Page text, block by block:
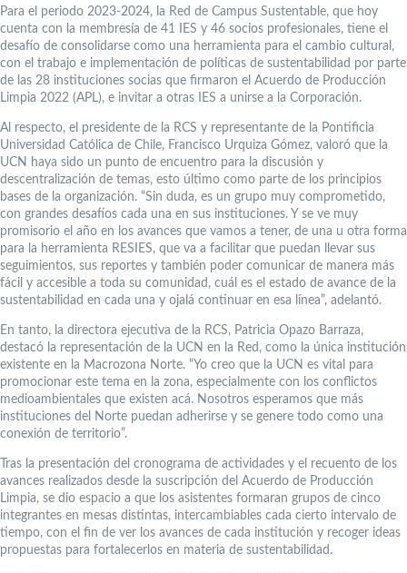
Para el periodo 2023-2024, la Red de Campus Sustentable, que hoy
cuenta con la membresía de 41 IES y 46 socios profesionales, tiene el
desafío de consolidarse como una herramienta para el cambio cultural,
con el trabajo e implementación de políticas de sustentabilidad por parte
de las 28 instituciones socias que firmaron el Acuerdo de Producción
Limpia 2022 (APL), e invitar a otras IES a unirse a la Corporación.
Al respecto, el presidente de la RCS y representante de la Pontificia
Universidad Católica de Chile, Francisco Urquiza Gómez, valoró que la
UCN haya sido un punto de encuentro para la discusión y
descentralización de temas, esto último como parte de los principios
bases de la organización. “Sin duda, es un grupo muy comprometido,
con grandes desafíos cada una en sus instituciones. Y se ve muy
promisorio el año en los avances que vamos a tener, de una u otra forma
para la herramienta RESIES, que va a facilitar que puedan llevar sus
seguimientos, sus reportes y también poder comunicar de manera más
fácil y accesible a toda su comunidad, cuál es el estado de avance de la
sustentabilidad en cada una y ojalá continuar en esa línea”, adelantó.
En tanto, la directora ejecutiva de la RCS, Patricia Opazo Barraza,
destacó la representación de la UCN en la Red, como la única institución
existente en la Macrozona Norte. “Yo creo que la UCN es vital para
promocionar este tema en la zona, especialmente con los conflictos
medioambientales que existen acá. Nosotros esperamos que más
instituciones del Norte puedan adherirse y se genere todo como una
conexión de territorio”.
Tras la presentación del cronograma de actividades y el recuento de los
avances realizados desde la suscripción del Acuerdo de Producción
Limpia, se dio espacio a que los asistentes formaran grupos de cinco
integrantes en mesas distintas, intercambiables cada cierto intervalo de
tiempo, con el fin de ver los avances de cada institución y recoger ideas
propuestas para fortalecerlos en materia de sustentabilidad.